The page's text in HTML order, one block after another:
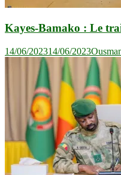
Kayes-Bamako : Le
14/06/202314/06/2023